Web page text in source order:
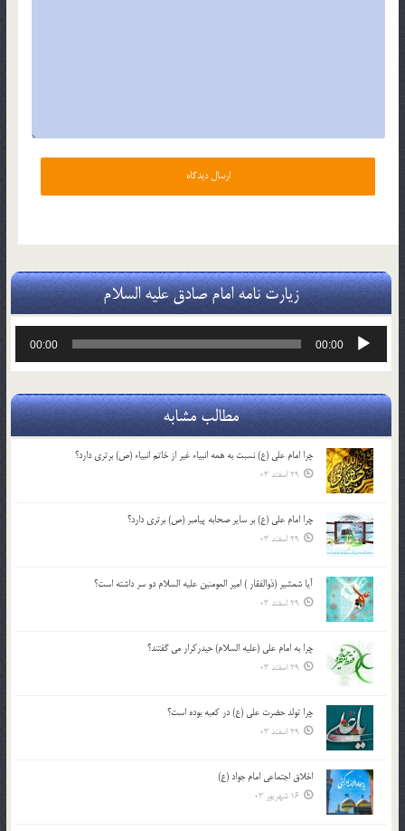
زیارت نامه امام صادق علیه السلام
پخش‌کننده
00:00
00:00
مطالب مشابه
چرا امام علی (ع) نسبت به همه انبیاء غیر از خاتم انبیاء (ص) برتری دارد؟
29 اسفند 03
چرا امام علی (ع) بر سایر صحابه پیامبر (ص) برتری دارد؟
29 اسفند 03
آیا شمشیر (ذوالفقار ) امیر المومنین علیه السلام دو سر داشته است؟
29 اسفند 03
چرا به امام علی (علیه السلام) حیدرکرار می گفتند؟
29 اسفند 03
چرا تولد حضرت علی (ع) در کعبه بوده است؟
29 اسفند 03
اخلاق اجتماعی امام جواد (ع)
16 شهریور 03